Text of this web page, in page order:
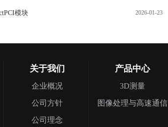
模块 2026-01-23
关于我们
企业概况
公司方针
公司理念
产品中心
3D测量
图像处理与高速通信